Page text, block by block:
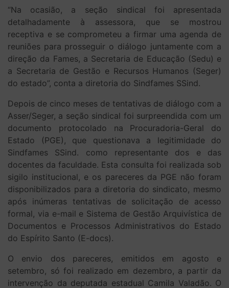
“Na ocasião, a seção sindical foi apresentada
detalhadamente à assessora, que se mostrou
receptiva e se comprometeu a firmar uma agenda de
reuniões para prosseguir o diálogo juntamente com a
direção da Fames, a Secretaria de Educação (Sedu) e
a Secretaria de Gestão e Recursos Humanos (Seger)
do estado”, conta a diretoria do Sindfames SSind.
Depois de cinco meses de tentativas de diálogo com a
Asser/Seger, a seção sindical foi surpreendida com um
documento protocolado na Procuradoria-Geral do
Estado (PGE), que questionava a legitimidade do
Sindfames SSind. como representante dos e das
docentes da faculdade. Esta consulta foi realizada sob
sigilo institucional, e os pareceres da PGE não foram
disponibilizados para a diretoria do sindicato, mesmo
após inúmeras tentativas de solicitação de acesso
formal, via e-mail e Sistema de Gestão Arquivística de
Documentos e Processos Administrativos do Estado
do Espírito Santo (E-docs).
O envio dos pareceres, emitidos em agosto e
setembro, só foi realizado em dezembro, a partir da
intervenção da deputada estadual Camila Valadão. O